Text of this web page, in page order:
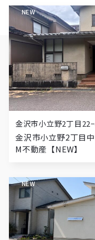
金沢市小立野2丁目
金沢市小立野2丁目
M不動産【NEW】
NEW
NEW